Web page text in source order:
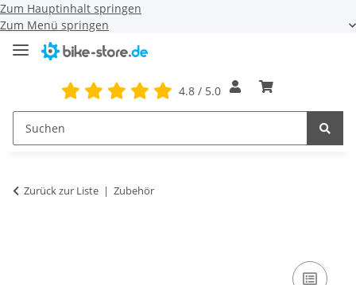
Zum Hauptinhalt springen
Zum Menü springen
4.8 / 5.0
Zurück zur Liste Zubehör